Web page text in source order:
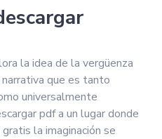
la idea de la vergüenza
narrativa que es tanto
universalmente
pdf a un lugar donde
la imaginación se